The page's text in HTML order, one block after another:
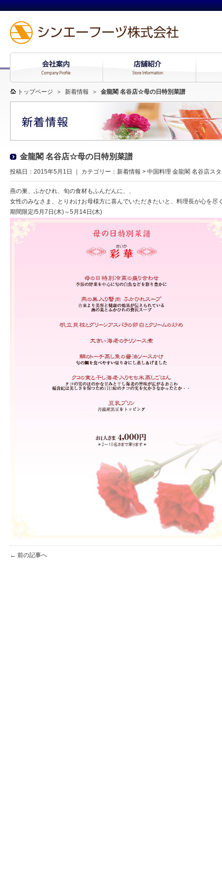
トップページ ＞ 新着情報 ＞ 金龍閣 名谷店☆母の日特別菜譜
金龍閣 名谷店☆母の日特別菜譜
投稿日：2015年5月1日 ｜ カテゴリー： 新着情報 > 中国料理 金龍閣 名谷店ス
燕の巣、ふかひれ、旬の食材もふんだんに、、
女性のみなさま、とりわけお母様方に喜んでいただきたいと、料理長が心を尽
期間限定/5月7日(木)～5月14日(木)
← 前の記事へ